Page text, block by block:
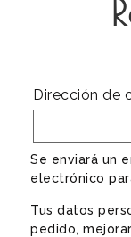
Dirección de
Se enviará un
electrónico
Tus datos
pedido,